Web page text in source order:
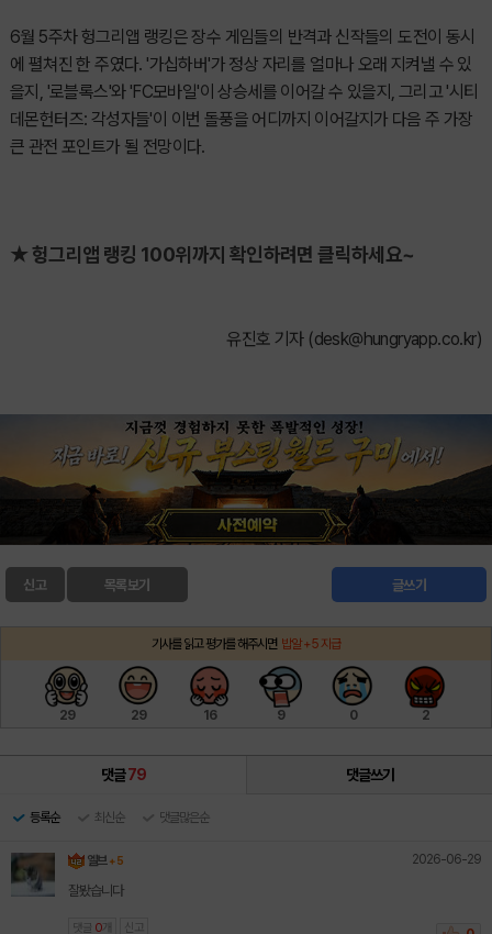
6월 5주차 헝그리앱 랭킹은 장수 게임들의 반격과 신작들의 도전이 동시
에 펼쳐진 한 주였다. '가십하버'가 정상 자리를 얼마나 오래 지켜낼 수 있
을지, '로블록스'와 'FC모바일'이 상승세를 이어갈 수 있을지, 그리고 '시티
데몬헌터즈: 각성자들'이 이번 돌풍을 어디까지 이어갈지가 다음 주 가장
큰 관전 포인트가 될 전망이다.
★ 헝그리앱 랭킹 100위까지 확인하려면 클릭하세요~
유진호 기자 (desk@hungryapp.co.kr)
신고 글쓰기
목록보기
기사를 읽고 평가를 해주시면 밥알 +5 지급
29 29 16 9 0 2
댓글79 댓글쓰기
등록순 최신순 댓글많은순
엘브 + 5 2026-06-29
잘봤습니다
댓글 0 개 신고